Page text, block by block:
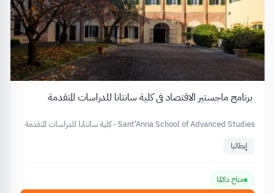
برنامج ماجستير الاقتصاد في كلية سانتانا للدراسات المتقدمة
Sant'Anna School of Advanced Studies - كلية سانتانا للدراسات المتقدمة
إيطاليا
متاح دائمًا